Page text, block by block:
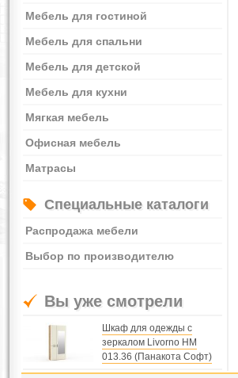
Мебель для гостиной
Мебель для спальни
Мебель для детской
Мебель для кухни
Мягкая мебель
Офисная мебель
Матрасы
Специальные каталоги
Распродажа мебели
Выбор по производителю
Вы уже смотрели
Шкаф для одежды с
зеркалом Livorno НМ
013.36 (Панакота Софт)